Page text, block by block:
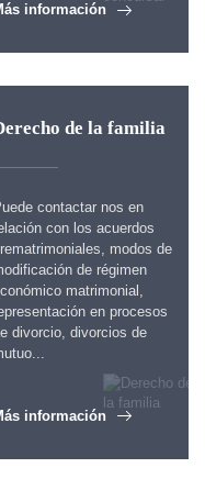
información
de la familia
contactar nos en
con los acuerdos
modos de
de régimen
matrimonial,
en procesos
divorcio, divorcios de
información